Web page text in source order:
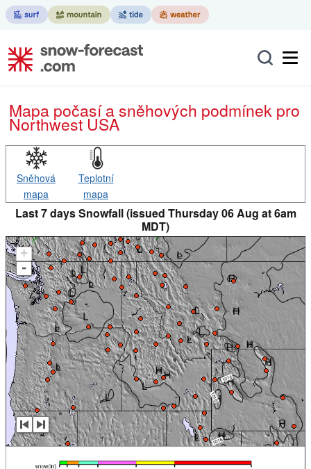
Mapa počasí a sněhových podmínek pro
Northwest USA
Sněhová
mapa
Teplotní
mapa
Last 7 days Snowfall (issued Thursday 06 Aug at 6am
MDT)
+
-